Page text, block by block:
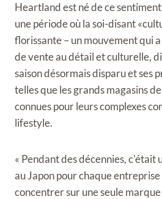
Heartland est né de ce
une période où la soi-disant
florissante – un mouvement qui
de vente au détail et culturelle,
saison désormais disparu et ses
telles que les grands magasins
connues pour leurs complexes
lifestyle.
« Pendant des décennies,
au Japon pour chaque
concentrer sur une seule